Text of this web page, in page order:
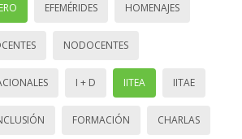
EFEMÉRIDES HOMENAJES
NODOCENTES
I + D IITEA IITAE
FORMACIÓN CHARLAS